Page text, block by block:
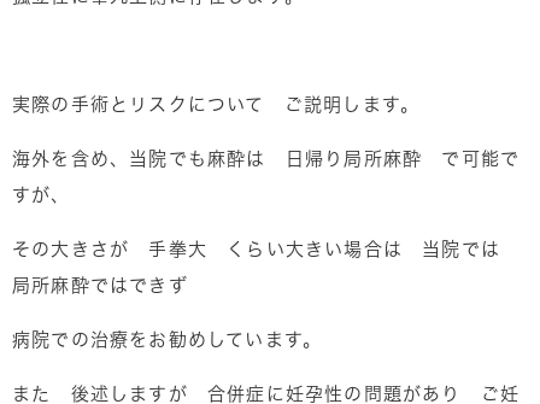
実際の手術とリスクについて ご説明します。
海外を含め、当院でも麻酔は 日帰り局所麻酔 で可能で
すが、
その大きさが 手拳大 くらい大きい場合は 当院では
局所麻酔ではできず
病院での治療をお勧めしています。
また 後述しますが 合併症に妊孕性の問題があり ご妊